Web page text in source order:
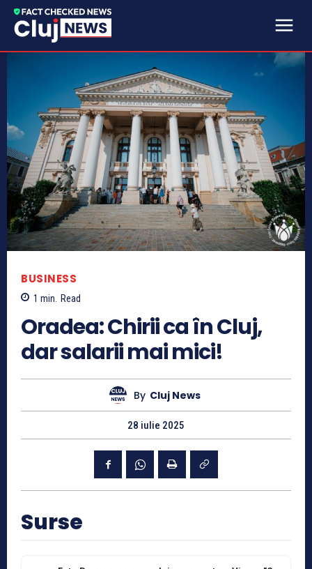
BUSINESS
1 min. Read
Oradea: Chirii ca în Cluj,
dar salarii mai mici!
By Cluj News
28 iulie 2025
Surse